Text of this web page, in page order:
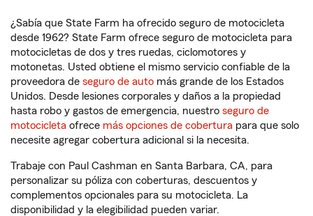
¿Sabía que State Farm ha ofrecido seguro de motocicleta
desde 1962? State Farm ofrece seguro de motocicleta para
motocicletas de dos y tres ruedas, ciclomotores y
motonetas. Usted obtiene el mismo servicio confiable de la
proveedora de seguro de auto más grande de los Estados
Unidos. Desde lesiones corporales y daños a la propiedad
hasta robo y gastos de emergencia, nuestro seguro de
motocicleta ofrece más opciones de cobertura para que solo
necesite agregar cobertura adicional si la necesita.
Trabaje con Paul Cashman en Santa Barbara, CA, para
personalizar su póliza con coberturas, descuentos y
complementos opcionales para su motocicleta. La
disponibilidad y la elegibilidad pueden variar.